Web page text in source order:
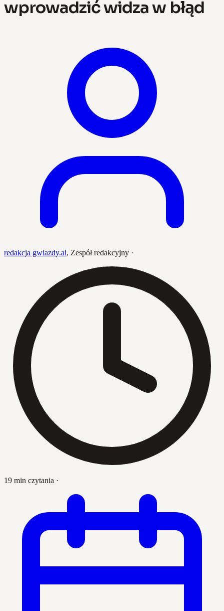
wprowadzić widza w błąd
redakcja gwiazdy.ai, Zespół redakcyjny ·
19 min czytania ·